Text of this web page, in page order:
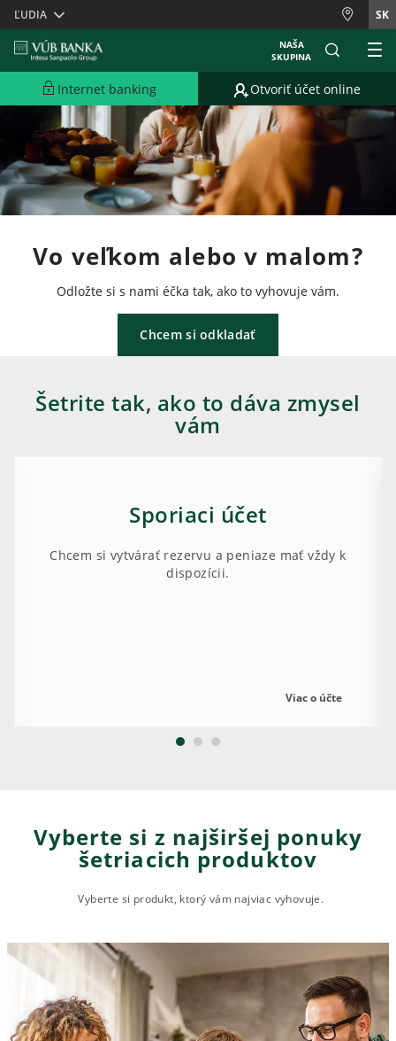
Skiplinks
ĽUDIA SK
NAŠA
SKUPINA
Internet banking Otvoriť účet online
Vo veľkom alebo v malom?
Odložte si s nami éčka tak, ako to vyhovuje vám.
Chcem si odkladať
Šetrite tak, ako to dáva zmysel
vám
Sporiaci účet
Chcem si vytvárať rezervu a peniaze mať vždy k
dispozícii.
Viac o účte
Vyberte si z najširšej ponuky
šetriacich produktov
Vyberte si produkt, ktorý vám najviac vyhovuje.